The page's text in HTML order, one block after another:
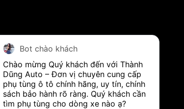
Bot chào khách
Chào mừng Quý khách đến với Thành
Dũng Auto – Đơn vị chuyên cung cấp
phụ tùng ô tô chính hãng, uy tín, chính
sách bảo hành rõ ràng. Quý khách cần
tìm phụ tùng cho dòng xe nào ạ?